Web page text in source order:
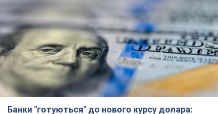
Банки "готуються" до нового курсу долара:
українцям розповіли, чого очікувати
найближчими днями
Яким буде курс валюти в обмінниках
6.08.2026 22:58 151,7 т.
Українцям обіцяють по 850 грн від
мобільних операторів: що не так з